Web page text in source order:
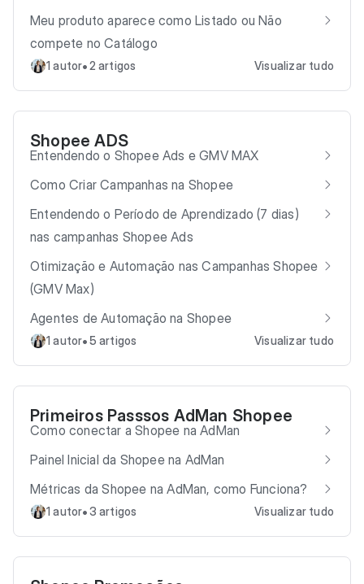
Meu produto aparece como Listado ou Não
compete no Catálogo
1 autor•2 artigos Visualizar tudo
Shopee ADS
Entendendo o Shopee Ads e GMV MAX
Como Criar Campanhas na Shopee
Entendendo o Período de Aprendizado (7 dias)
nas campanhas Shopee Ads
Otimização e Automação nas Campanhas Shopee
(GMV Max)
Agentes de Automação na Shopee
1 autor•5 artigos Visualizar tudo
Primeiros Passsos AdMan Shopee
Como conectar a Shopee na AdMan
Painel Inicial da Shopee na AdMan
Métricas da Shopee na AdMan, como Funciona?
1 autor•3 artigos Visualizar tudo